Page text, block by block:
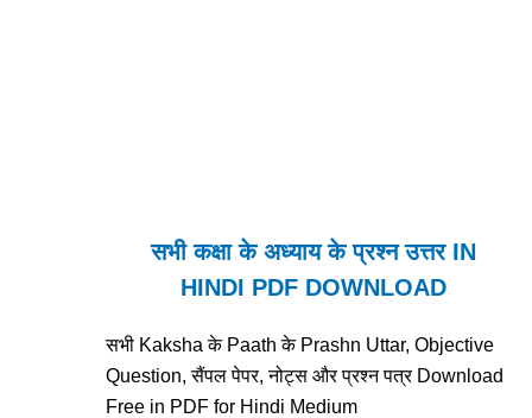
सभी कक्षा के अध्याय के प्रश्न उत्तर IN
HINDI PDF DOWNLOAD
सभी Kaksha के Paath के Prashn Uttar, Objective
Question, सैंपल पेपर, नोट्स और प्रश्न पत्र Download
Free in PDF for Hindi Medium